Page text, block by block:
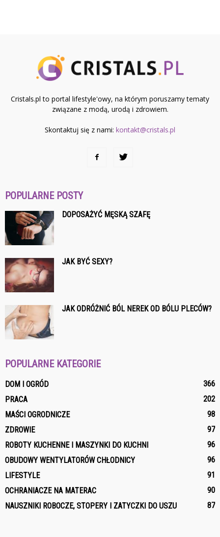
Cristals.pl to portal lifestyle'owy, na którym poruszamy tematy
związane z modą, urodą i zdrowiem.
Skontaktuj się z nami: kontakt@cristals.pl
POPULARNE POSTY
DOPOSAŻYĆ MĘSKĄ SZAFĘ
JAK BYĆ SEXY?
JAK ODRÓŻNIĆ BÓL NEREK OD BÓLU PLECÓW?
POPULARNE KATEGORIE
DOM I OGRÓD
366
PRACA
202
MAŚCI OGRODNICZE
98
ZDROWIE
97
ROBOTY KUCHENNE I MASZYNKI DO KUCHNI
96
OBUDOWY WENTYLATORÓW CHŁODNICY
96
LIFESTYLE
91
OCHRANIACZE NA MATERAC
90
NAUSZNIKI ROBOCZE, STOPERY I ZATYCZKI DO USZU
87